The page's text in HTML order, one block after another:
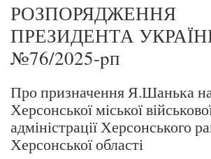
РОЗПОРЯДЖЕННЯ
ПРЕЗИДЕНТА
№76/2025-pп
Про призначення Я.Шанька
Херсонської міської
адміністрації Херсонського
Херсонської області